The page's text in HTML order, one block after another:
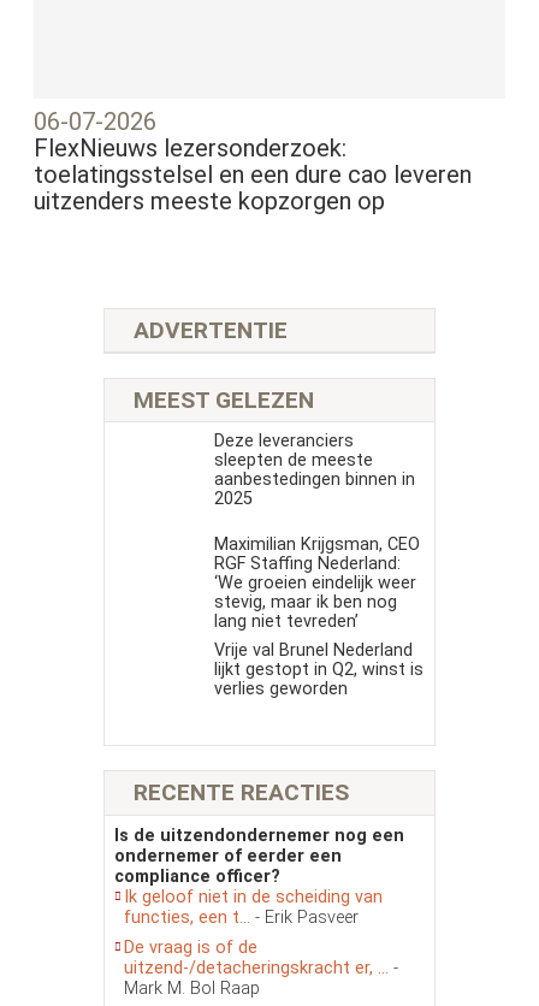
06-07-2026
FlexNieuws lezersonderzoek:
toelatingsstelsel en een dure cao leveren
uitzenders meeste kopzorgen op
ADVERTENTIE
MEEST GELEZEN
Deze leveranciers
sleepten de meeste
aanbestedingen binnen in
2025
Maximilian Krijgsman, CEO
RGF Staffing Nederland:
‘We groeien eindelijk weer
stevig, maar ik ben nog
lang niet tevreden’
Vrije val Brunel Nederland
lijkt gestopt in Q2, winst is
verlies geworden
RECENTE REACTIES
Is de uitzendondernemer nog een
ondernemer of eerder een
compliance officer?
Ik geloof niet in de scheiding van
functies, een t... - Erik Pasveer
De vraag is of de
uitzend-/detacheringskracht er, ... -
Mark M. Bol Raap